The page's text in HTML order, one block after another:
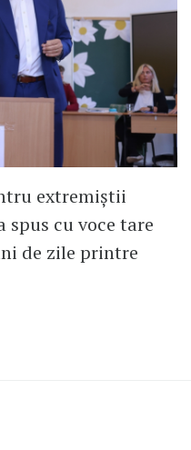
extremiștii
cu voce tare
de zile printre